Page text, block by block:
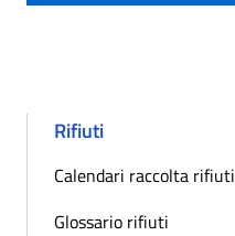
Rifiuti
Calendari raccolta rifiuti
Glossario rifiuti